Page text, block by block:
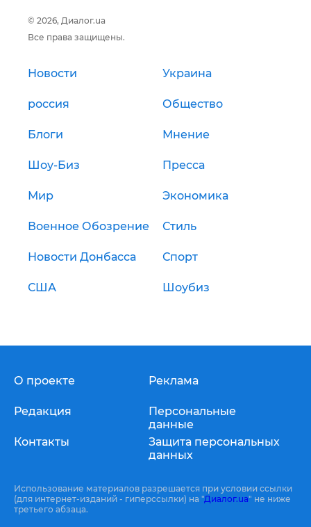
© 2026, Диалог.ua
Все права защищены.
Новости Украина
россия Общество
Блоги Мнение
Шоу-Биз Пресса
Мир Экономика
Военное Обозрение Стиль
Новости Донбасса Спорт
США Шоубиз
О проекте
Редакция
Контакты
Реклама
Персональные
данные
Защита персональных
данных
Использование материалов разрешается при условии ссылки
(для интернет-изданий - гиперссылки) на "Диалог.ua" не ниже
третьего абзаца.